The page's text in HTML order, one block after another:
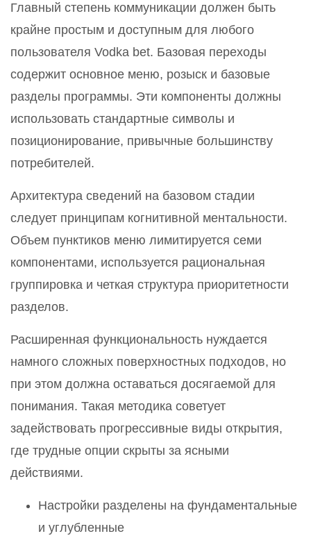
Главный степень коммуникации должен быть
крайне простым и доступным для любого
пользователя Vodka bet. Базовая переходы
содержит основное меню, розыск и базовые
разделы программы. Эти компоненты должны
использовать стандартные символы и
позиционирование, привычные большинству
потребителей.
Архитектура сведений на базовом стадии
следует принципам когнитивной ментальности.
Объем пунктиков меню лимитируется семи
компонентами, используется рациональная
группировка и четкая структура приоритетности
разделов.
Расширенная функциональность нуждается
намного сложных поверхностных подходов, но
при этом должна оставаться досягаемой для
понимания. Такая методика советует
задействовать прогрессивные виды открытия,
где трудные опции скрыты за ясными
действиями.
Настройки разделены на фундаментальные
и углубленные